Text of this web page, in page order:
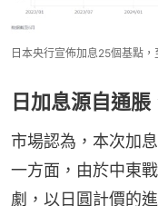
日本央行宣佈加息25個基點
日加息源自通
市場認為，本次加
一方面，由於中東
劇，以日圓計價的